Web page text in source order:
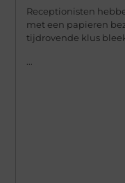
Receptionisten
met een papieren
tijdrovende klus